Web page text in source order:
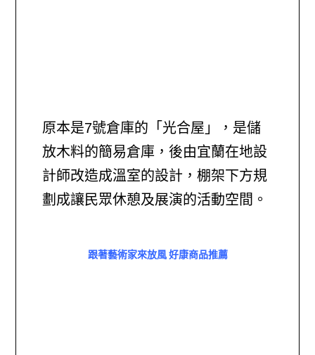
原本是7號倉庫的「光合屋」，是儲
放木料的簡易倉庫，後由宜蘭在地設
計師改造成溫室的設計，棚架下方規
劃成讓民眾休憩及展演的活動空間。
跟著藝術家來放風 好康商品推薦